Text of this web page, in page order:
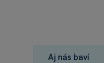
Aj nás baví